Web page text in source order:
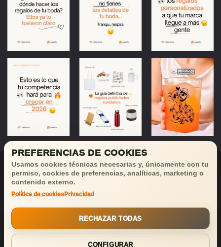
buenas noticias!
PREFERENCIAS DE COOKIES
Usamos cookies técnicas necesarias y, únicamente con tu
permiso, cookies de preferencias, analíticas, marketing o
contenido externo.
Política de cookies Privacidad
RECHAZAR TODAS
CONFIGURAR